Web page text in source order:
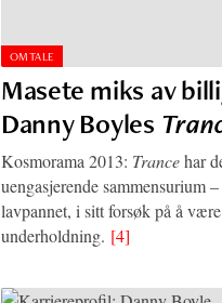
OMTALE
Masete miks av
Danny Boyles
Kosmorama 2013: Trancehar
uengasjerende sammensurium
lavpannet, i sitt forsøk på å
underholdning. [4]